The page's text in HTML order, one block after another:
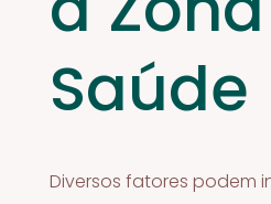
Saúde
Diversos fatores podem